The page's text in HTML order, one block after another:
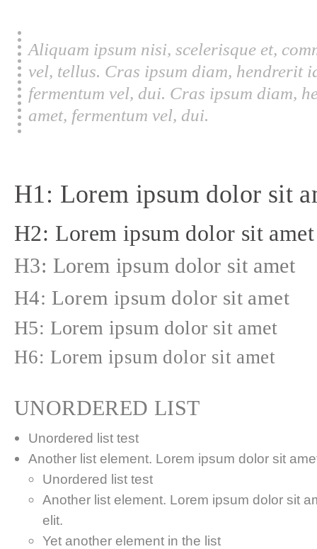
Aliquam ipsum nisi, scelerisque et,
vel, tellus. Cras ipsum diam, hendrerit
fermentum vel, dui. Cras ipsum diam,
amet, fermentum vel, dui.
H1: Lorem ipsum dolor sit
H2: Lorem ipsum dolor sit amet
H3: Lorem ipsum dolor sit amet
H4: Lorem ipsum dolor sit amet
H5: Lorem ipsum dolor sit amet
H6: Lorem ipsum dolor sit amet
UNORDERED LIST
Unordered list test
Another list element. Lorem ipsum dolor sit
Unordered list test
Another list element. Lorem ipsum dolor sit
elit.
Yet another element in the list